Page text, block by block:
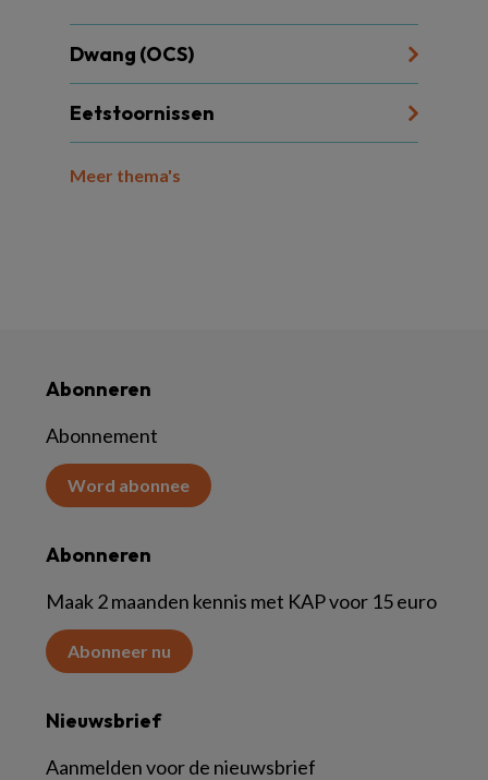
Dwang (OCS)
Eetstoornissen
Meer thema's
Abonneren
Abonnement
Word abonnee
Abonneren
Maak 2 maanden kennis met KAP voor 15 euro
Abonneer nu
Nieuwsbrief
Aanmelden voor de nieuwsbrief